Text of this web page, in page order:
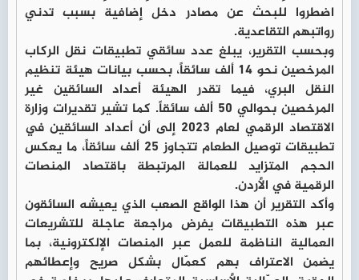
اضطروا للبحث عن مصادر دخل إضافية بسبب تدني
رواتبهم التقاعدية.
وبحسب التقرير، يبلغ عدد سائقي تطبيقات نقل الركاب
المرخصين نحو 14 ألف سائقاً، بحسب بيانات هيئة تنظيم
النقل البري، فيما تقدر الهيئة أعداد السائقين غير
المرخصين بحوالي 50 ألف سائقاً. كما تشير تقديرات وزارة
الاقتصاد الرقمي لعام 2023 إلى أن أعداد السائقين في
تطبيقات توصيل الطعام تتجاوز 25 ألف سائقاً، ما يعكس
الحجم المتزايد للعمالة المرتبطة باقتصاد المنصات
الرقمية في الأردن.
وأكد التقرير أن هذا الواقع الصعب الذي يعيشه السائقون
عبر هذه التطبيقات يفرض مراجعة عاجلة للتشريعات
العمالية الناظمة للعمل عبر المنصات الإلكترونية، بما
يضمن الاعتراف بهم كعمّال بشكل صريح وإعطائهم